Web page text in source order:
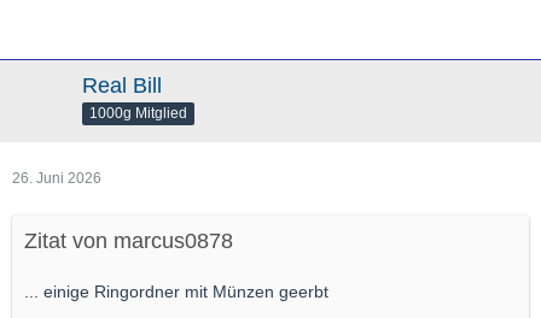
Real Bill
1000g Mitglied
26. Juni 2026
Zitat von marcus0878
... einige Ringordner mit Münzen geerbt